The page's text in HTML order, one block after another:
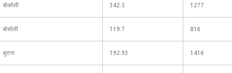
बोकौली 342.5 1277
बोसोली 119.7 816
बुराना 192.93 1416